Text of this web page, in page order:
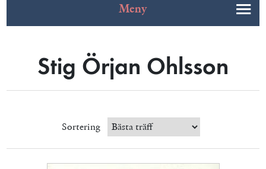
Meny
Stig Örjan Ohlsson
Sortering